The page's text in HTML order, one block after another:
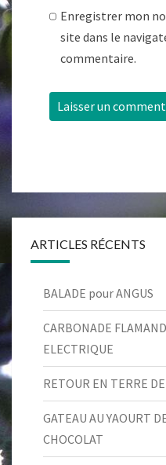
Enregistrer mon
site dans le
commentaire.
ARTICLES RÉCENTS
BALADE pour ANGUS
CARBONADE
ELECTRIQUE
RETOUR EN TERRE
GATEAU AU YAOURT
CHOCOLAT